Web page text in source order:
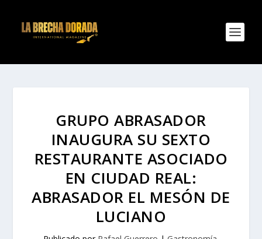
GRUPO ABRASADOR
INAUGURA SU SEXTO
RESTAURANTE ASOCIADO
EN CIUDAD REAL:
ABRASADOR EL MESÓN DE
LUCIANO